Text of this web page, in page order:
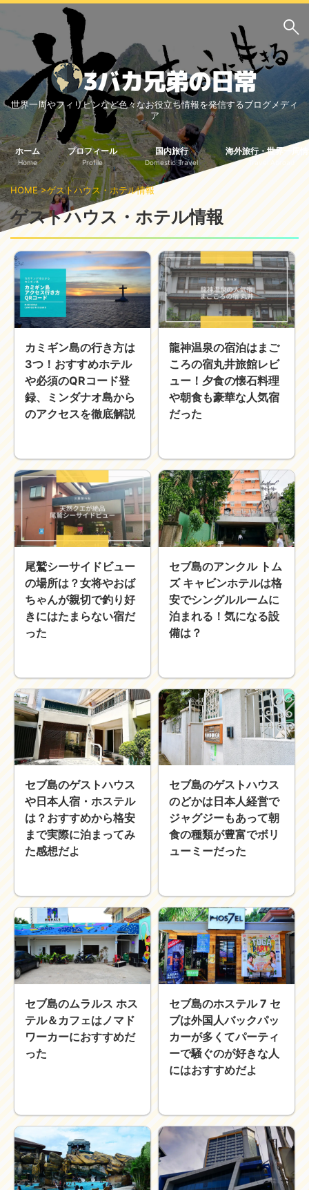
サイト内検索
3バカ兄弟のブログ
三男：増田っちのブロ
グ
次男：タクジのブログ
長男：Yoshiのブログ
ビジネス・ライフハック
車関係
クレジットカード
生活の知恵
国内旅行
中部
中国・四国
北海道・東北
関東
近畿
九州
世界一周ブログ
アフリカ
アジア
ヨーロッパ
中東
北・中南米
東南アジア
Web・ガジェット
スマホ・タブレット
PC・インターネット
ポケモンGO
AND OR
世界一周やフィリピンなど色々なお役立ち情報を発信するブログメディ
ア
ホーム
Home
プロフィール
Profile
国内旅行
Domestic Travel
海外旅行・世界一周
HOME>ゲストハウス・ホテル情報
ゲストハウス・ホテル情報
カミギン島の行き方は
3つ！おすすめホテル
や必須のQRコード登
録、ミンダナオ島から
のアクセスを徹底解説
龍神温泉の宿泊はまご
ころの宿丸井旅館レビ
ュー！夕食の懐石料理
や朝食も豪華な人気宿
だった
尾鷲シーサイドビュー
の場所は？女将やおば
ちゃんが親切で釣り好
きにはたまらない宿だ
った
セブ島のアンクル トム
ズ キャビンホテルは格
安でシングルルームに
泊まれる！気になる設
備は？
セブ島のゲストハウス
や日本人宿・ホステル
は？おすすめから格安
まで実際に泊まってみ
た感想だよ
セブ島のゲストハウス
のどかは日本人経営で
ジャグジーもあって朝
食の種類が豊富でボリ
ューミーだった
セブ島のムラルス ホス
テル＆カフェはノマド
ワーカーにおすすめだ
った
セブ島のホステル 7 セ
ブは外国人バックパッ
カーが多くてパーティ
ーで騒ぐのが好きな人
にはおすすめだよ